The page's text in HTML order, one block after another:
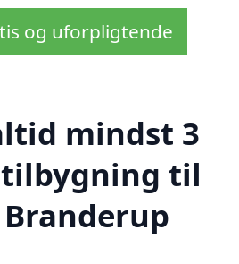
og uforpligtende
mindst 3
til